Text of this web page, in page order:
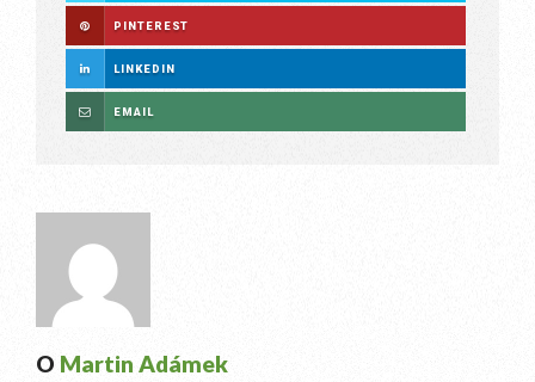
PINTEREST
LINKEDIN
EMAIL
O Martin Adámek